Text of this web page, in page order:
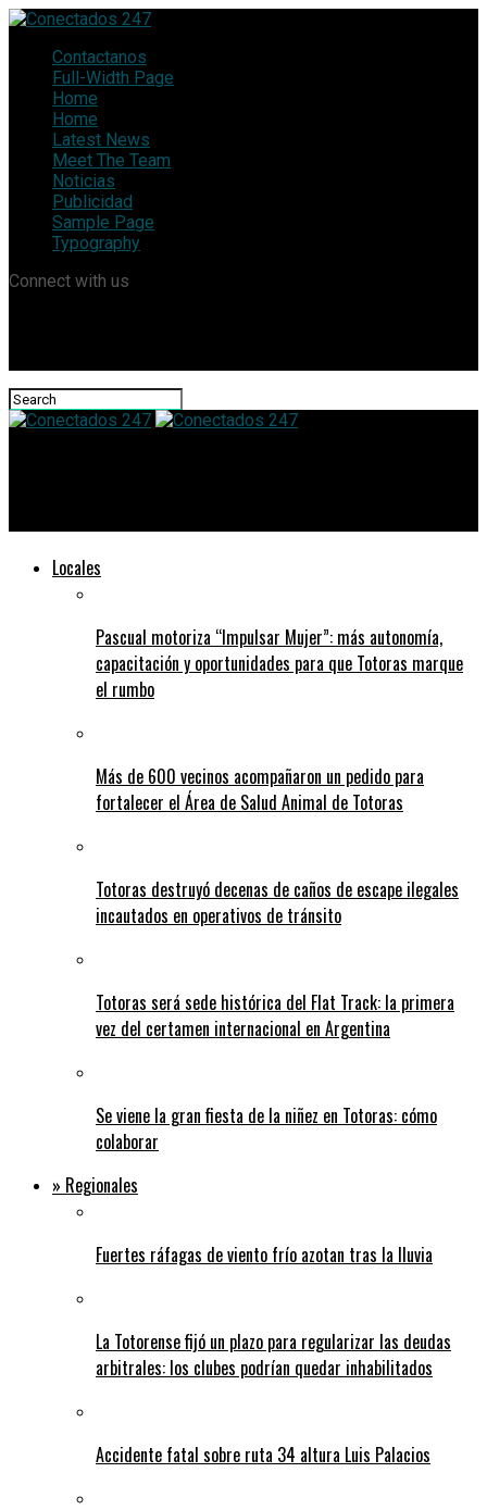
Contactanos
Full-Width Page
Home
Home
Latest News
Meet The Team
Noticias
Publicidad
Sample Page
Typography
Connect with us
Locales
Pascual motoriza “Impulsar Mujer”: más autonomía,
capacitación y oportunidades para que Totoras marque
el rumbo
Más de 600 vecinos acompañaron un pedido para
fortalecer el Área de Salud Animal de Totoras
Totoras destruyó decenas de caños de escape ilegales
incautados en operativos de tránsito
Totoras será sede histórica del Flat Track: la primera
vez del certamen internacional en Argentina
Se viene la gran fiesta de la niñez en Totoras: cómo
colaborar
» Regionales
Fuertes ráfagas de viento frío azotan tras la lluvia
La Totorense fijó un plazo para regularizar las deudas
arbitrales: los clubes podrían quedar inhabilitados
Accidente fatal sobre ruta 34 altura Luis Palacios